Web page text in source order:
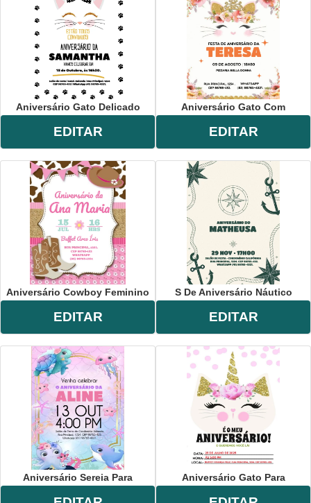
Aniversário Gato Delicado
EDITAR
Aniversário Gato Com
EDITAR
Aniversário Cowboy Feminino
EDITAR
S De Aniversário Náutico
EDITAR
Aniversário Sereia Para Aniversário Gato Para